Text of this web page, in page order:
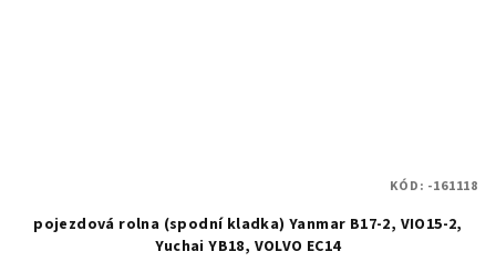
pojezdová rolna (spodní kladka) Yanmar B17-2, VIO15-2,
Yuchai YB18, VOLVO EC14
KÓD: -161118